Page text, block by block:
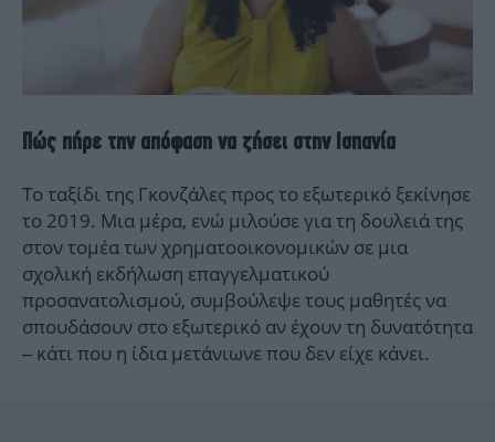
Πώς πήρε την απόφαση να ζήσει στην Ισπανία
Το ταξίδι της Γκονζάλες προς το εξωτερικό ξεκίνησε
το 2019. Μια μέρα, ενώ μιλούσε για τη δουλειά της
στον τομέα των χρηματοοικονομικών σε μια
σχολική εκδήλωση επαγγελματικού
προσανατολισμού, συμβούλεψε τους μαθητές να
σπουδάσουν στο εξωτερικό αν έχουν τη δυνατότητα
– κάτι που η ίδια μετάνιωνε που δεν είχε κάνει.